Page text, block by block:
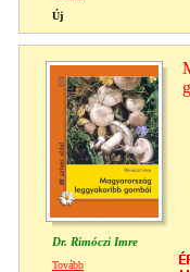
Új
Dr. Rimóczi Imre
Tovább